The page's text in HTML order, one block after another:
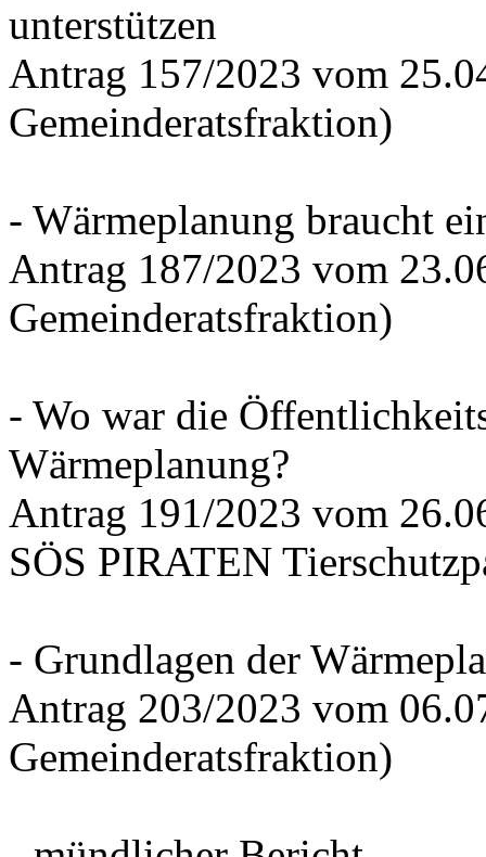
unterstützen
Antrag 157/2023 vom
Gemeinderatsfraktion)
- Wärmeplanung braucht
Antrag 187/2023 vom
Gemeinderatsfraktion)
- Wo war die
Wärmeplanung?
Antrag 191/2023 vom
SÖS PIRATEN
- Grundlagen der
Antrag 203/2023 vom
Gemeinderatsfraktion)